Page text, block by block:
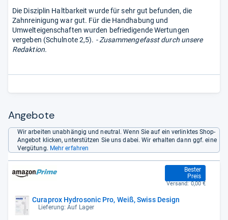
Die Disziplin Haltbarkeit wurde für sehr gut befunden, die
Zahnreinigung war gut. Für die Handhabung und
Umwelteigenschaften wurden befriedigende Wertungen
vergeben (Schulnote 2,5). - Zusammengefasst durch unsere
Redaktion.
Angebote
Wir arbeiten unabhängig und neutral. Wenn Sie auf ein verlinktes Shop-
Angebot klicken, unterstützen Sie uns dabei. Wir erhalten dann ggf. eine
Vergütung. Mehr erfahren
Curaprox Hydrosonic Pro, Weiß, Swiss Design
Lieferung: Auf Lager
Bester
Preis
180,89 €
Versand: 0,00 €